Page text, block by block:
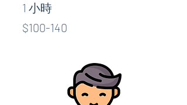
1 小時
140
$100-140